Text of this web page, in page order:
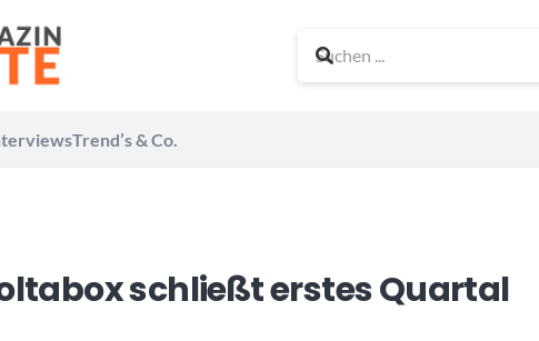
Trend’s & Co.
schließt erstes Quartal